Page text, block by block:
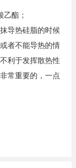
酯；
导热硅脂的时候
者不能导热的情
利于发挥散热性
常重要的，一点